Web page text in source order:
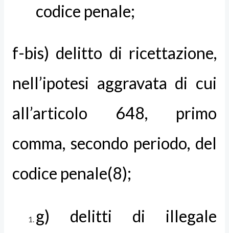
codice penale;
f-bis) delitto di ricettazione,
nell’ipotesi aggravata di cui
all’articolo 648, primo
comma, secondo periodo, del
codice penale(8);
g) delitti di illegale